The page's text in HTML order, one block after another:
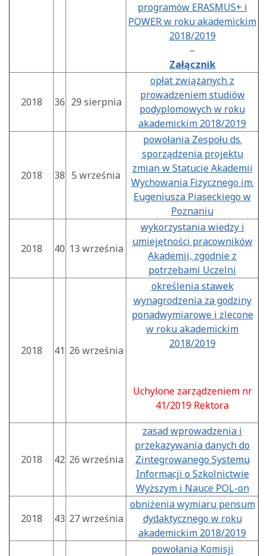
programów ERASMUS+ i
POWER w roku akademickim
2018/2019
–
Załącznik
2018 36 29 sierpnia
opłat związanych z
prowadzeniem studiów
podyplomowych w roku
akademickim 2018/2019
2018 38 5 września
powołania Zespołu ds.
sporządzenia projektu
zmian w Statucie Akademii
Wychowania Fizycznego im.
Eugeniusza Piaseckiego w
Poznaniu
2018 40 13 września
wykorzystania wiedzy i
umiejętności pracowników
Akademii, zgodnie z
potrzebami Uczelni
2018 41 26 września
określenia stawek
wynagrodzenia za godziny
ponadwymiarowe i zlecone
w roku akademickim
2018/2019
Uchylone zarządzeniem nr
41/2019 Rektora
2018 42 26 września
zasad wprowadzenia i
przekazywania danych do
Zintegrowanego Systemu
Informacji o Szkolnictwie
Wyższym i Nauce POL-on
2018 43 27 września
obniżenia wymiaru pensum
dydaktycznego w roku
akademickim 2018/2019
powołania Komisji